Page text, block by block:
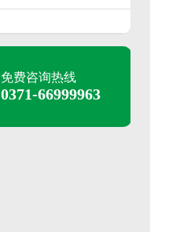
免费咨询热线
0371-66999963